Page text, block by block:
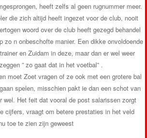
heeft zelfs al geen rugnummer meer.
die zich altijd heeft ingezet voor de club, nooit
woord over de club heeft gezegd behandel
zo n onbeschofte manier. Een dikke onvoldoende
en Zuidam in deze, maar dan er wel weer
” zo gaat dat in het voetbal” .
moet Zoet vragen of ze ook met een grotere bal
spelen, misschien pakt ie dan een schot van
wel. Het feit dat vooral de post salarissen zorgt
cijfers, vraagt om betere prestaties in het veld
toe te zien zijn geweest